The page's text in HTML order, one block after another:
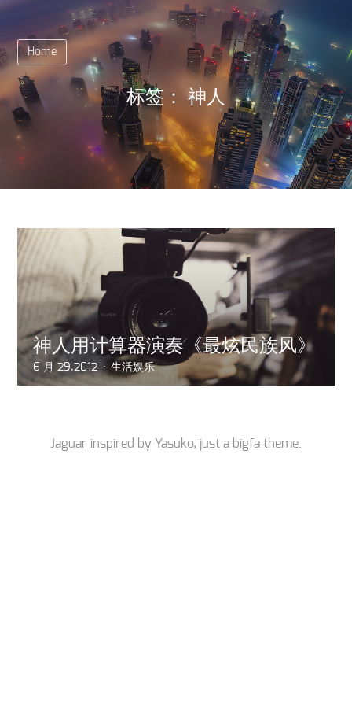
Home
标签：神人
神人用计算器演奏《最炫民族风》
6 月 29,2012 生活娱乐
Jaguar inspired by Yasuko, just a bigfa theme.